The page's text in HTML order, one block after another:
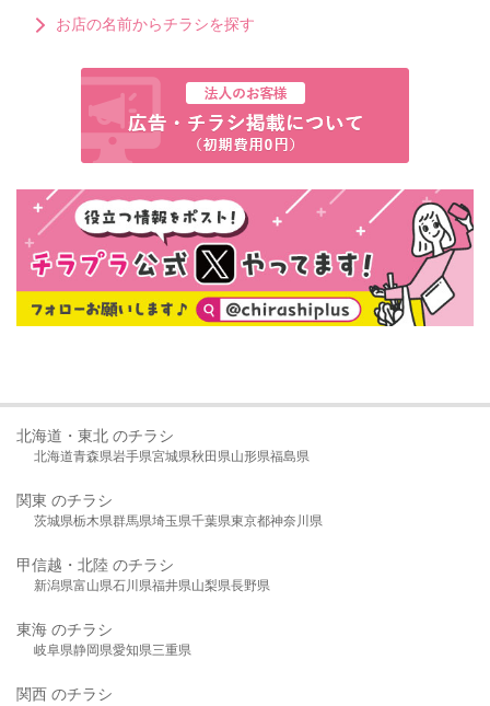
お店の名前からチラシを探す
北海道・東北 のチラシ
北海道青森県岩手県宮城県秋田県山形県福島県
関東 のチラシ
茨城県栃木県群馬県埼玉県千葉県東京都神奈川県
甲信越・北陸 のチラシ
新潟県富山県石川県福井県山梨県長野県
東海 のチラシ
岐阜県静岡県愛知県三重県
関西 のチラシ